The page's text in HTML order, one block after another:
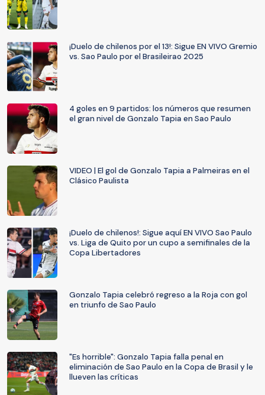
¡Duelo de chilenos por el 13!: Sigue EN VIVO Gremio
vs. Sao Paulo por el Brasileirao 2025
4 goles en 9 partidos: los números que resumen
el gran nivel de Gonzalo Tapia en Sao Paulo
VIDEO | El gol de Gonzalo Tapia a Palmeiras en el
Clásico Paulista
¡Duelo de chilenos!: Sigue aquí EN VIVO Sao Paulo
vs. Liga de Quito por un cupo a semifinales de la
Copa Libertadores
Gonzalo Tapia celebró regreso a la Roja con gol
en triunfo de Sao Paulo
"Es horrible": Gonzalo Tapia falla penal en
eliminación de Sao Paulo en la Copa de Brasil y le
llueven las críticas